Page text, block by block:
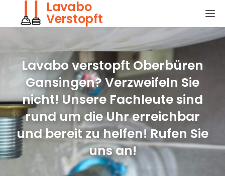
Lavabo
Verstopft
Lavabo verstopft Oberbüren
Gansingen? Verzweifeln Sie
nicht! Unsere Fachleute sind
rund um die Uhr erreichbar
und bereit zu helfen! Rufen Sie
uns an!